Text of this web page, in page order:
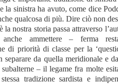
la sinistra ha avuto, come dice
qualcosa di più. Dire ciò non
la nostra storia passa attraverso
ammettere – ferma
di priorità di classe per la
separare da quella meridionale e
– il legame fra molte
tradizione sardista e